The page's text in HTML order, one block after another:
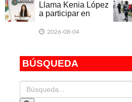
Llama Kenia López
a participar en
audiencias
2026-08-04
BÚSQUEDA